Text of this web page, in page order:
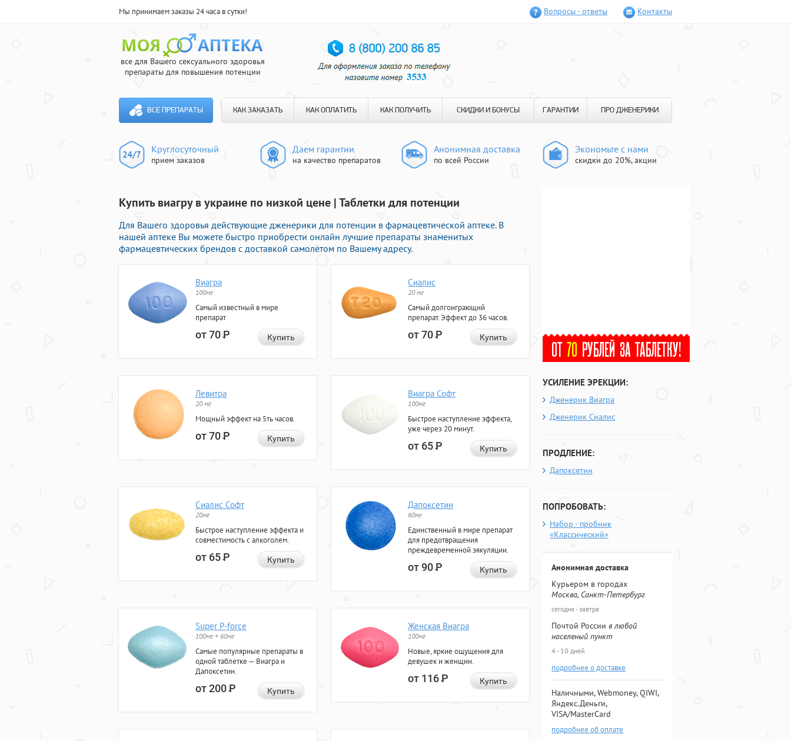
Мы принимаем заказы 24 часа в сутки! Вопросы - ответы Контакты
все для Вашего сексуального здоровья
препараты для повышения потенции
ВСЕ ПРЕПАРАТЫ КАК ЗАКАЗАТЬ КАК ОПЛАТИТЬ КАК ПОЛУЧИТЬ СКИДКИ И БОНУСЫ ГАРАНТИИ ПРО ДЖЕНЕРИКИ
Круглосуточный
прием заказов
Даем гарантии
на качество препаратов
Анонимная доставка
по всей России
Экономьте с нами
скидки до 20%, акции
Купить виагру в украине по низкой цене | Таблетки для потенции
Для Вашего здоровья действующие дженерики для потенции в фармацевтической аптеке. В
нашей аптеке Вы можете быстро приобрести онлайн лучшие препараты знаменитых
фармацевтических брендов с доставкой самолётом по Вашему адресу.
Виагра
100мг
Самый известный в мире
препарат
от 70Р Купить
Сиалис
20 мг
Самый долгоиграющий
препарат. Эффект до 36 часов.
от 70Р Купить
Левитра
20 мг
Мощный эффект на 5ть часов.
от 70Р Купить
Виагра Софт
100мг
Быстрое наступление эффекта,
уже через 20 минут.
от 65Р Купить
Сиалис Софт
20мг
Быстрое наступление эффекта и
совместимость с алкоголем.
от 65Р Купить
Дапоксетин
60мг
Единственный в мире препарат
для предотвращения
преждевременной эякуляции.
от 90Р Купить
Super P-force
100мг + 60мг
Самые популярные препараты в
одной таблетке — Виагра и
Дапоксетин.
от 200Р Купить
Женская Виагра
100мг
Новые, яркие ощущения для
девушек и женщин.
от 116Р Купить
УСИЛЕНИЕ ЭРЕКЦИИ:
Дженерик Виагра
Дженерик Сиалис
ПРОДЛЕНИЕ:
Дапоксетин
ПОПРОБОВАТЬ:
Набор - пробник
«Классический»
Анонимная доставка
Курьером в городах
Москва, Санкт-Петербург
сегодня - завтра
Почтой России в любой
населеный пункт
4 - 10 дней
подробнее о доставке
Наличными, Webmoney, QIWI,
Яндекс.Деньги,
VISA/MasterCard
подробнее об оплате